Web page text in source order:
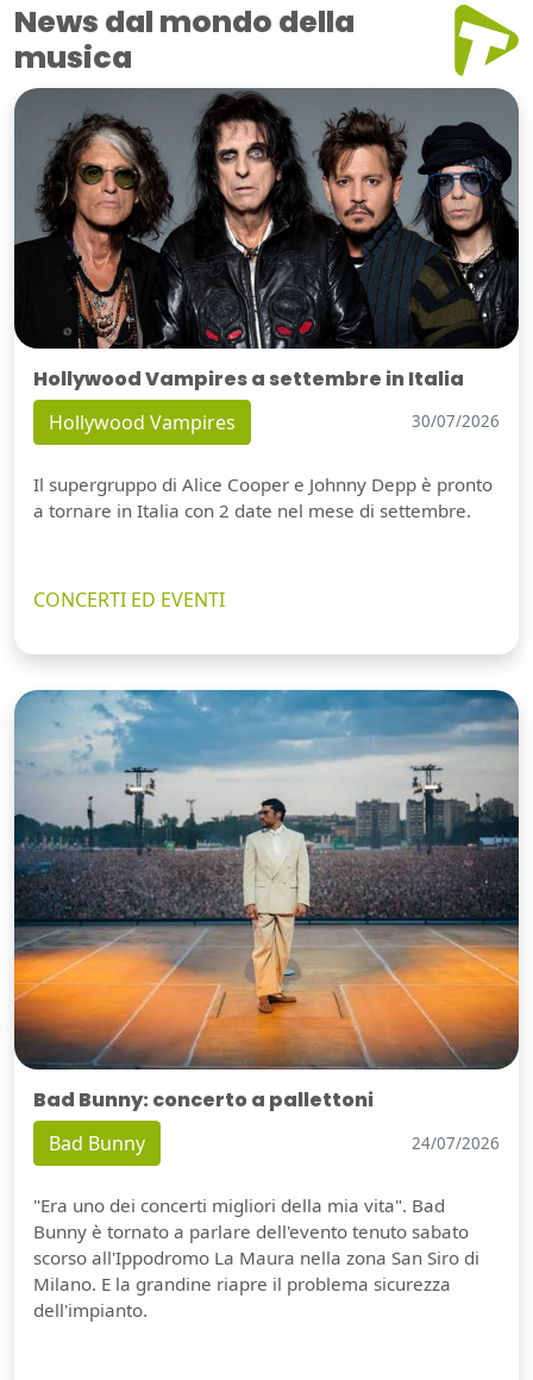
News dal mondo della
musica
Hollywood Vampires a settembre in Italia
Hollywood Vampires 30/07/2026
Il supergruppo di Alice Cooper e Johnny Depp è pronto
a tornare in Italia con 2 date nel mese di settembre.
CONCERTI ED EVENTI
Bad Bunny: concerto a pallettoni
Bad Bunny 24/07/2026
"Era uno dei concerti migliori della mia vita". Bad
Bunny è tornato a parlare dell'evento tenuto sabato
scorso all'Ippodromo La Maura nella zona San Siro di
Milano. E la grandine riapre il problema sicurezza
dell'impianto.